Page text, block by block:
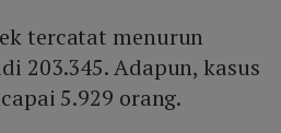
tercatat menurun
203.345. Adapun, kasus
5.929 orang.